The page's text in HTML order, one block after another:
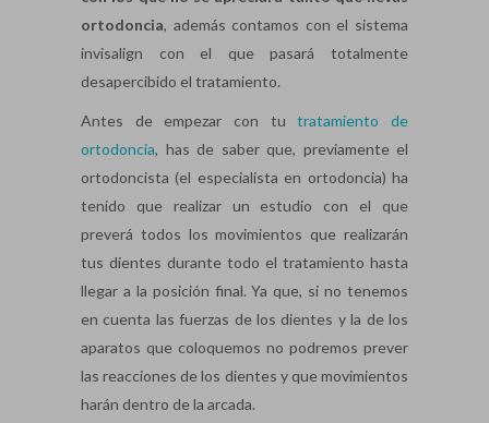
ortodoncia, además contamos con el sistema
invisalign con el que pasará totalmente
desapercibido el tratamiento.
Antes de empezar con tutratamiento de
ortodoncia, has de saber que, previamente el
ortodoncista (el especialista en ortodoncia) ha
tenido que realizar un estudio con el que
preverá todos los movimientos que realizarán
tus dientes durante todo el tratamiento hasta
llegar a la posición final. Ya que, si no tenemos
en cuenta las fuerzas de los dientes y la de los
aparatos que coloquemos no podremos prever
las reacciones de los dientes y que movimientos
harán dentro de la arcada.